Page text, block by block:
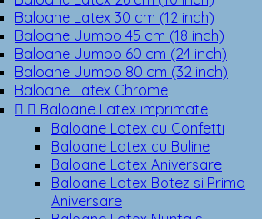
Baloane Latex 30 cm (12 inch)
Baloane Jumbo 45 cm (18 inch)
Baloane Jumbo 60 cm (24 inch)
Baloane Jumbo 80 cm (32 inch)
Baloane Latex Chrome
  Baloane Latex imprimate
Baloane Latex cu Confetti
Baloane Latex cu Buline
Baloane Latex Aniversare
Baloane Latex Botez si Prima
Aniversare